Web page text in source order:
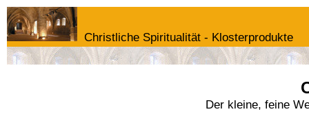
Christliche Spiritualität - Klosterprodukte
Der kleine, feine